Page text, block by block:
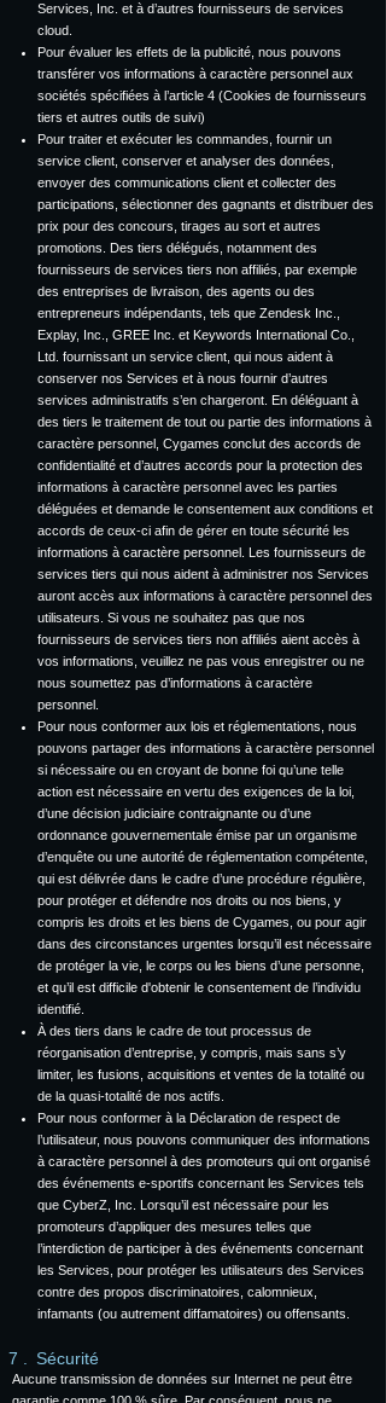
Services, Inc. et à d’autres fournisseurs de services
cloud.
Pour évaluer les effets de la publicité, nous pouvons
transférer vos informations à caractère personnel aux
sociétés spécifiées à l’article 4 (Cookies de fournisseurs
tiers et autres outils de suivi)
Pour traiter et exécuter les commandes, fournir un
service client, conserver et analyser des données,
envoyer des communications client et collecter des
participations, sélectionner des gagnants et distribuer des
prix pour des concours, tirages au sort et autres
promotions. Des tiers délégués, notamment des
fournisseurs de services tiers non affiliés, par exemple
des entreprises de livraison, des agents ou des
entrepreneurs indépendants, tels que Zendesk Inc.,
Explay, Inc., GREE Inc. et Keywords International Co.,
Ltd. fournissant un service client, qui nous aident à
conserver nos Services et à nous fournir d’autres
services administratifs s’en chargeront. En déléguant à
des tiers le traitement de tout ou partie des informations à
caractère personnel, Cygames conclut des accords de
confidentialité et d’autres accords pour la protection des
informations à caractère personnel avec les parties
déléguées et demande le consentement aux conditions et
accords de ceux-ci afin de gérer en toute sécurité les
informations à caractère personnel. Les fournisseurs de
services tiers qui nous aident à administrer nos Services
auront accès aux informations à caractère personnel des
utilisateurs. Si vous ne souhaitez pas que nos
fournisseurs de services tiers non affiliés aient accès à
vos informations, veuillez ne pas vous enregistrer ou ne
nous soumettez pas d’informations à caractère
personnel.
Pour nous conformer aux lois et réglementations, nous
pouvons partager des informations à caractère personnel
si nécessaire ou en croyant de bonne foi qu’une telle
action est nécessaire en vertu des exigences de la loi,
d’une décision judiciaire contraignante ou d’une
ordonnance gouvernementale émise par un organisme
d’enquête ou une autorité de réglementation compétente,
qui est délivrée dans le cadre d’une procédure régulière,
pour protéger et défendre nos droits ou nos biens, y
compris les droits et les biens de Cygames, ou pour agir
dans des circonstances urgentes lorsqu’il est nécessaire
de protéger la vie, le corps ou les biens d’une personne,
et qu’il est difficile d'obtenir le consentement de l’individu
identifié.
À des tiers dans le cadre de tout processus de
réorganisation d’entreprise, y compris, mais sans s’y
limiter, les fusions, acquisitions et ventes de la totalité ou
de la quasi-totalité de nos actifs.
Pour nous conformer à la Déclaration de respect de
l’utilisateur, nous pouvons communiquer des informations
à caractère personnel à des promoteurs qui ont organisé
des événements e-sportifs concernant les Services tels
que CyberZ, Inc. Lorsqu’il est nécessaire pour les
promoteurs d’appliquer des mesures telles que
l’interdiction de participer à des événements concernant
les Services, pour protéger les utilisateurs des Services
contre des propos discriminatoires, calomnieux,
infamants (ou autrement diffamatoires) ou offensants.
Sécurité
Aucune transmission de données sur Internet ne peut être